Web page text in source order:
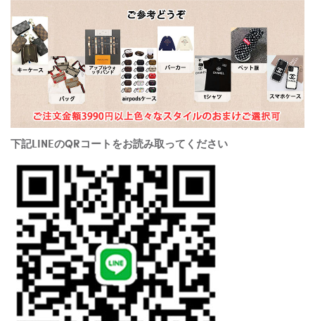
下記LINEのQRコートをお読み取ってください